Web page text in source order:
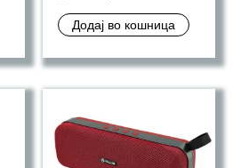
Додај во кошница